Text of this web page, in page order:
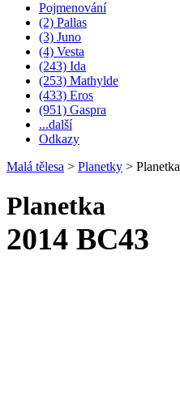
Pojmenování
(2) Pallas
(3) Juno
(4) Vesta
(243) Ida
(253) Mathylde
(433) Eros
(951) Gaspra
...další
Odkazy
Malá tělesa > Planetky >
Planetka
2014 BC43